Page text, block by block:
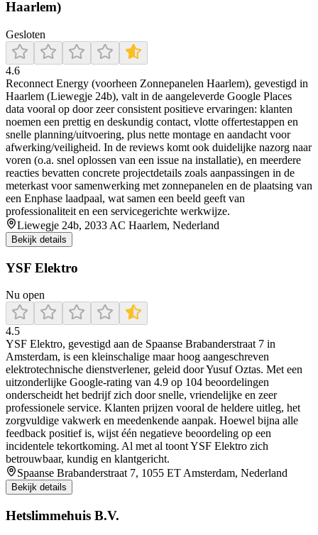
Haarlem)
Gesloten
4.6
Reconnect Energy (voorheen Zonnepanelen Haarlem), gevestigd in
Haarlem (Liewegje 24b), valt in de aangeleverde Google Places
data vooral op door zeer consistent positieve ervaringen: klanten
noemen een prettig en deskundig contact, vlotte offertestappen en
snelle planning/uitvoering, plus nette montage en aandacht voor
afwerking/veiligheid. In de reviews komt ook duidelijke nazorg naar
voren (o.a. snel oplossen van een issue na installatie), en meerdere
reacties bevatten concrete projectdetails zoals aanpassingen in de
meterkast voor samenwerking met zonnepanelen en de plaatsing van
een Enphase laadpaal, wat samen een beeld geeft van
professionaliteit en een servicegerichte werkwijze.
Liewegje 24b, 2033 AC Haarlem, Nederland
Bekijk details
YSF Elektro
Nu open
4.5
YSF Elektro, gevestigd aan de Spaanse Brabanderstraat 7 in
Amsterdam, is een kleinschalige maar hoog aangeschreven
elektrotechnische dienstverlener, geleid door Yusuf Oztas. Met een
uitzonderlijke Google-rating van 4.9 op 104 beoordelingen
onderscheidt het bedrijf zich door snelle, vriendelijke en zeer
professionele service. Klanten prijzen vooral de heldere uitleg, het
zorgvuldige vakwerk en meedenkende aanpak. Hoewel bijna alle
feedback positief is, wijst één negatieve beoordeling op een
incidentele tekortkoming. Al met al toont YSF Elektro zich
betrouwbaar, kundig en klantgericht.
Spaanse Brabanderstraat 7, 1055 ET Amsterdam, Nederland
Bekijk details
Hetslimmehuis B.V.